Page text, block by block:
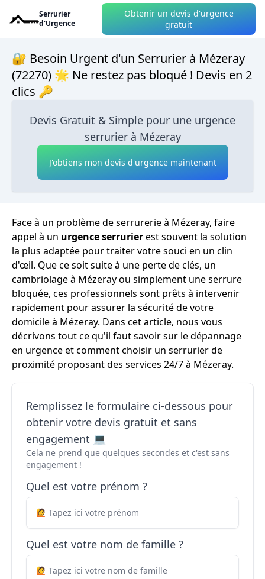
Serrurier
d'Urgence
Obtenir un devis d'urgence
gratuit
🔐 Besoin Urgent d'un Serrurier à Mézeray
(72270) 🌟 Ne restez pas bloqué ! Devis en 2
clics 🔑
Devis Gratuit & Simple pour une urgence
serrurier à Mézeray
J'obtiens mon devis d'urgence maintenant
Face à un problème de serrurerie à Mézeray, faire
appel à un urgence serrurierest souvent la solution
la plus adaptée pour traiter votre souci en un clin
d'œil. Que ce soit suite à une perte de clés, un
cambriolage à Mézeray ou simplement une serrure
bloquée, ces professionnels sont prêts à intervenir
rapidement pour assurer la sécurité de votre
domicile à Mézeray. Dans cet article, nous vous
décrivons tout ce qu'il faut savoir sur le dépannage
en urgence et comment choisir un serrurier de
proximité proposant des services 24/7 à Mézeray.
Remplissez le formulaire ci-dessous pour
obtenir votre devis gratuit et sans
engagement 💻
Cela ne prend que quelques secondes et c'est sans
engagement !
Quel est votre prénom ?
Quel est votre nom de famille ?